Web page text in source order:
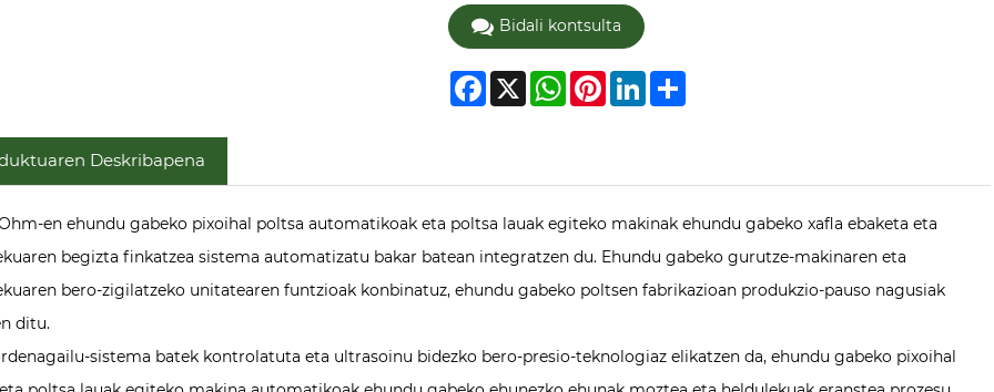
Bidali kontsulta
Facebook
X WhatsApp
PinterestLinkedIn
Share
Deskribapena
en ehundu gabeko pixoihal poltsa automatikoak eta poltsa lauak egiteko makinak ehundu gabeko xafla ebaketa eta
begizta finkatzea sistema automatizatu bakar batean integratzen du. Ehundu gabeko gurutze-makinaren eta
bero-zigilatzeko unitatearen funtzioak konbinatuz, ehundu gabeko poltsen fabrikazioan produkzio-pauso nagusiak
ditu.
sistema batek kontrolatuta eta ultrasoinu bidezko bero-presio-teknologiaz elikatzen da, ehundu gabeko pixoihal